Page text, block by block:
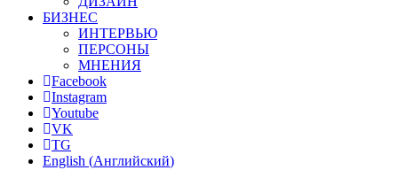
БИЗНЕС
ИНТЕРВЬЮ
ПЕРСОНЫ
МНЕНИЯ
Facebook
Instagram
Youtube
VK
TG
English (Английский)